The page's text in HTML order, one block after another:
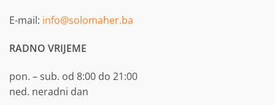
E-mail: info@solomaher.ba
RADNO VRIJEME
pon. – sub. od 8:00 do 21:00
ned. neradni dan